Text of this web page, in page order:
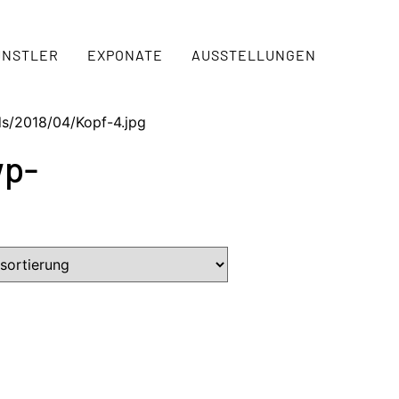
EXPONATE AUSSTELLUNGEN
2018/04/Kopf-4.jpg